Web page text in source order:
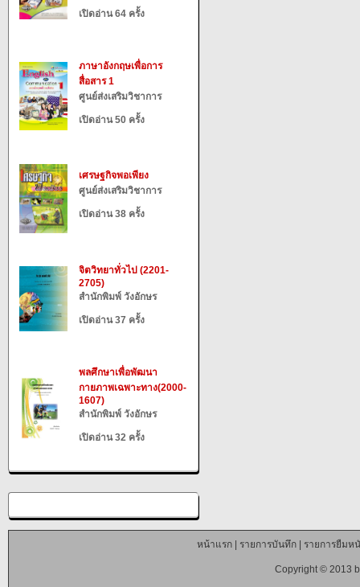
เปิดอ่าน 64 ครั้ง
ภาษาอังกฤษเพื่อการ
สื่อสาร 1
ศูนย์ส่งเสริมวิชาการ
เปิดอ่าน 50 ครั้ง
เศรษฐกิจพอเพียง
ศูนย์ส่งเสริมวิชาการ
เปิดอ่าน 38 ครั้ง
จิตวิทยาทั่วไป (2201-
2705)
สำนักพิมพ์ วังอักษร
เปิดอ่าน 37 ครั้ง
พลศึกษาเพื่อพัฒนา
กายภาพเฉพาะทาง(2000-
1607)
สำนักพิมพ์ วังอักษร
เปิดอ่าน 32 ครั้ง
หน้าแรก| รายการบันทึก| รายการยืมห
Copyright © 2013